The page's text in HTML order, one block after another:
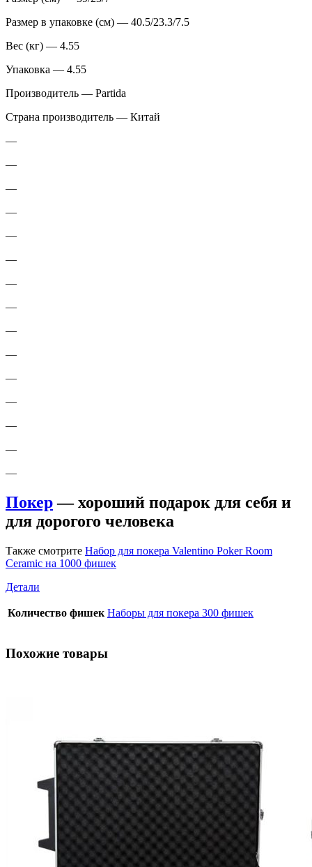
Размер в упаковке (см) — 40.5/23.3/7.5
Вес (кг) — 4.55
Упаковка — 4.55
Производитель — Partida
Страна производитель — Китай
—
—
—
—
—
—
—
—
—
—
—
—
—
—
—
Покер— хороший подарок для себя и
для дорогого человека
Также смотрите Набор для покера Valentino Poker Room
Ceramic на 1000 фишек
Детали
Количество фишек Наборы для покера 300 фишек
Похожие товары